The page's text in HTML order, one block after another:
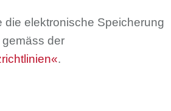
die elektronische Speicherung
der
.